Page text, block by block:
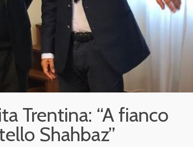
Trentina: “A fianco
Shahbaz”